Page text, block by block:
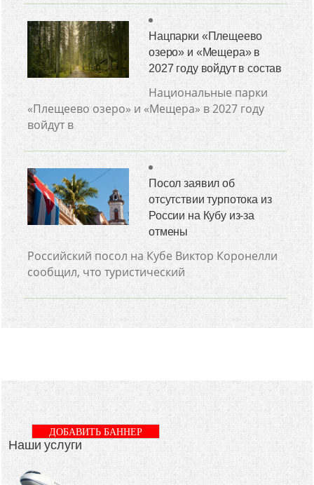
Нацпарки «Плещеево
озеро» и «Мещера» в
2027 году войдут в состав
Национальные парки
«Плещеево озеро» и «Мещера» в 2027 году
войдут в
Посол заявил об
отсутствии турпотока из
России на Кубу из-за
отмены
Российский посол на Кубе Виктор Коронелли
сообщил, что туристический
Наши услуги
ДОБАВИТЬ БАННЕР